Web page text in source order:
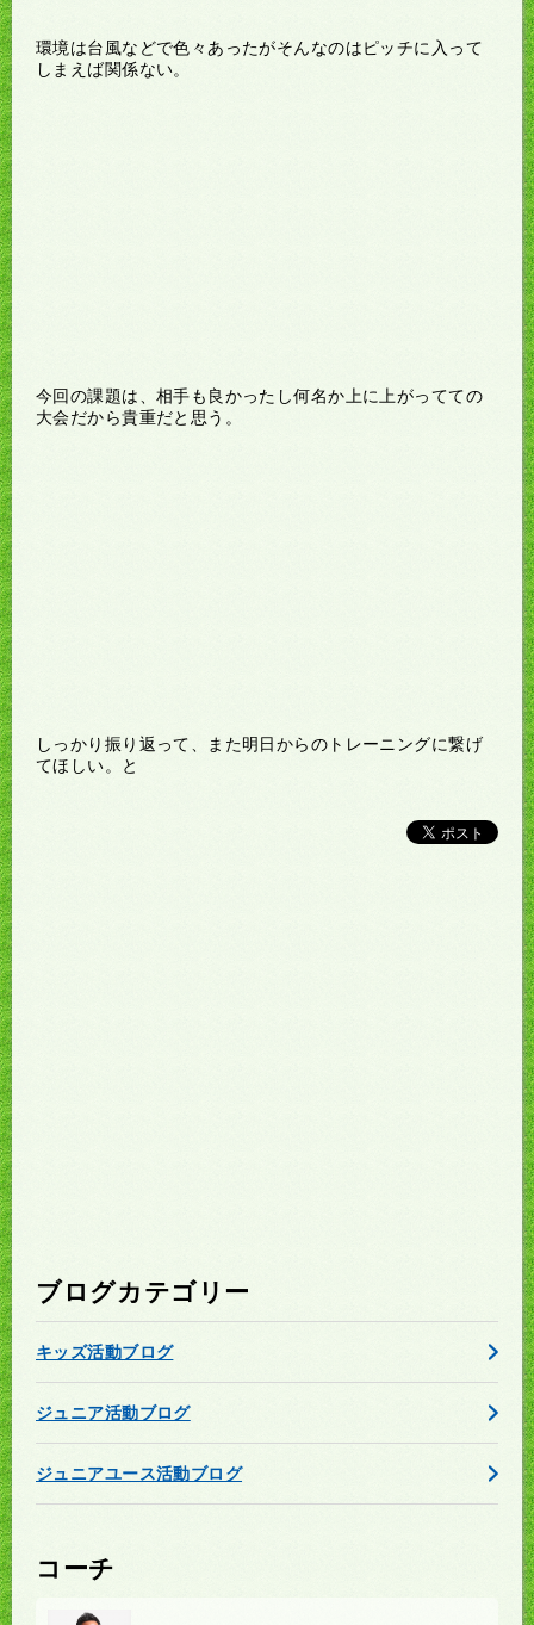
環境は台風などで色々あったがそんなのはピッチに入って
しまえば関係ない。
今回の課題は、相手も良かったし何名か上に上がってての
大会だから貴重だと思う。
しっかり振り返って、また明日からのトレーニングに繋げ
てほしい。と
ブログカテゴリー
キッズ活動ブログ
ジュニア活動ブログ
ジュニアユース活動ブログ
コーチ